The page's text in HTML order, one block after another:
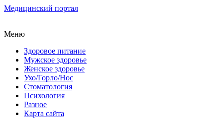
Медицинский портал
Меню
Здоровое питание
Мужское здоровье
Женское здоровье
Ухо/Горло/Нос
Стоматология
Психология
Разное
Карта сайта